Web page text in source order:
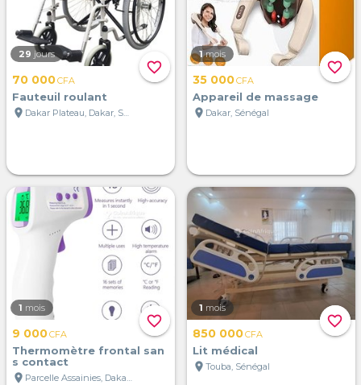
favorite_border
29 jours
70 000CFA
Fauteuil roulant
location_on
Dakar Plateau, Dakar, Sénégal
favorite_border
1 mois
35 000CFA
Appareil de massage
location_on Dakar, Sénégal
favorite_border
1 mois
9 000CFA
Thermomètre frontal san
s contact
location_on
Parcelle Assainies, Dakar, Sénégal
favorite_border
1 mois
850 000CFA
Lit médical
location_on Touba, Sénégal